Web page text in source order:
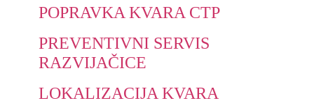
POPRAVKA KVARA CTP
PREVENTIVNI SERVIS
RAZVIJAČICE
LOKALIZACIJA KVARA